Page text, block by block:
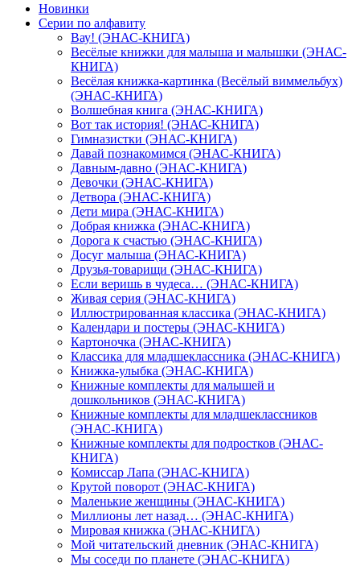
Новинки
Серии по алфавиту
Вау! (ЭНАС-КНИГА)
Весёлые книжки для малыша и малышки (ЭНАС-
КНИГА)
Весёлая книжка-картинка (Весёлый виммельбух)
(ЭНАС-КНИГА)
Волшебная книга (ЭНАС-КНИГА)
Вот так история! (ЭНАС-КНИГА)
Гимназистки (ЭНАС-КНИГА)
Давай познакомимся (ЭНАС-КНИГА)
Давным-давно (ЭНАС-КНИГА)
Девочки (ЭНАС-КНИГА)
Детвора (ЭНАС-КНИГА)
Дети мира (ЭНАС-КНИГА)
Добрая книжка (ЭНАС-КНИГА)
Дорога к счастью (ЭНАС-КНИГА)
Досуг малыша (ЭНАС-КНИГА)
Друзья-товарищи (ЭНАС-КНИГА)
Если веришь в чудеса… (ЭНАС-КНИГА)
Живая серия (ЭНАС-КНИГА)
Иллюстрированная классика (ЭНАС-КНИГА)
Календари и постеры (ЭНАС-КНИГА)
Картоночка (ЭНАС-КНИГА)
Классика для младшеклассника (ЭНАС-КНИГА)
Книжка-улыбка (ЭНАС-КНИГА)
Книжные комплекты для малышей и
дошкольников (ЭНАС-КНИГА)
Книжные комплекты для младшеклассников
(ЭНАС-КНИГА)
Книжные комплекты для подростков (ЭНАС-
КНИГА)
Комиссар Лапа (ЭНАС-КНИГА)
Крутой поворот (ЭНАС-КНИГА)
Маленькие женщины (ЭНАС-КНИГА)
Миллионы лет назад… (ЭНАС-КНИГА)
Мировая книжка (ЭНАС-КНИГА)
Мой читательский дневник (ЭНАС-КНИГА)
Мы соседи по планете (ЭНАС-КНИГА)